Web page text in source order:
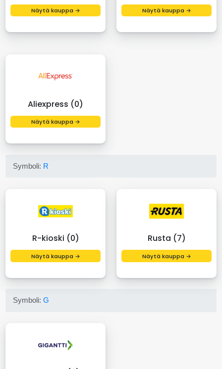
Näytä kauppa → Näytä kauppa →
Aliexpress (0)
Näytä kauppa →
Symboli: R
R-kioski (0)
Näytä kauppa →
Rusta (7)
Näytä kauppa →
Symboli:G